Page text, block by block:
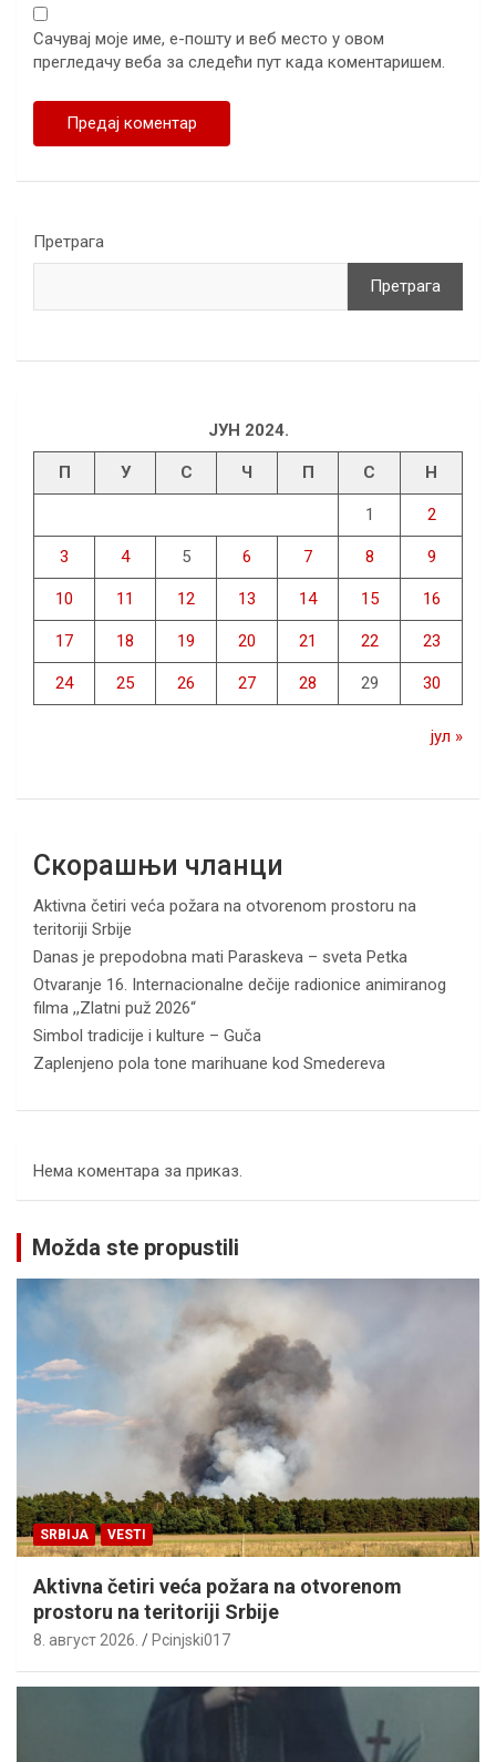
Сачувај моје име, е-пошту и веб место у овом
прегледачу веба за следећи пут када коментаришем.
Претрага
Претрага
ЈУН 2024.
П У С Ч П С Н
1 2
3 4 5 6 7 8 9
10 11 12 13 14 15 16
17 18 19 20 21 22 23
24 25 26 27 28 29 30
јул »
Скорашњи чланци
Aktivna četiri veća požara na otvorenom prostoru na
teritoriji Srbije
Danas je prepodobna mati Paraskeva – sveta Petka
Otvaranje 16. Internacionalne dečije radionice animiranog
filma ,,Zlatni puž 2026“
Simbol tradicije i kulture – Guča
Zaplenjeno pola tone marihuane kod Smedereva
Нема коментара за приказ.
Možda ste propustili
SRBIJA VESTI
Aktivna četiri veća požara na otvorenom
prostoru na teritoriji Srbije
8. август 2026. Pcinjski017